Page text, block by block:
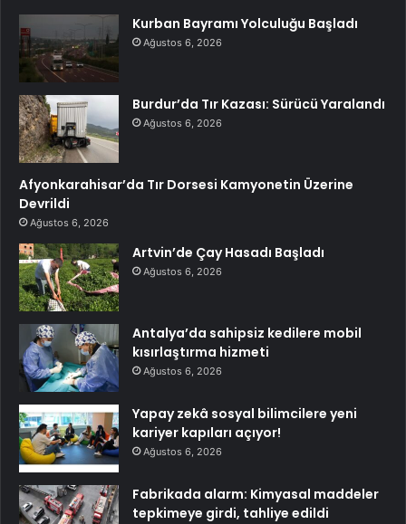
Kurban Bayramı Yolculuğu Başladı
Ağustos 6, 2026
Burdur’da Tır Kazası: Sürücü Yaralandı
Ağustos 6, 2026
Afyonkarahisar’da Tır Dorsesi Kamyonetin Üzerine
Devrildi
Ağustos 6, 2026
Artvin’de Çay Hasadı Başladı
Ağustos 6, 2026
Antalya’da sahipsiz kedilere mobil
kısırlaştırma hizmeti
Ağustos 6, 2026
Yapay zekâ sosyal bilimcilere yeni
kariyer kapıları açıyor!
Ağustos 6, 2026
Fabrikada alarm: Kimyasal maddeler
tepkimeye girdi, tahliye edildi